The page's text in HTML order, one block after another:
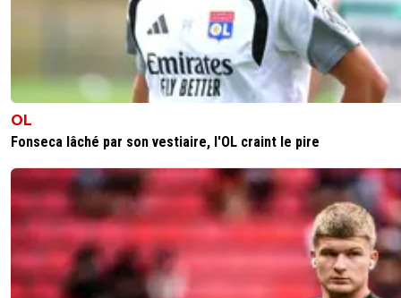
OL
Fonseca lâché par son vestiaire, l'OL craint le pire